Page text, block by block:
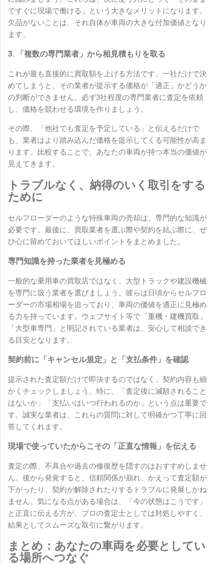
ですぐに現場で働ける」という大きなメリットになります。
欠品がないことは、それ自体が車両の大きな付加価値となり
ます。
3. 「複数の専門業者」から相見積もりを取る
これが最も直接的に買取額を上げる方法です。一社だけで決
めてしまうと、その業者が提示する価格が「適正」かどうか
の判断ができません。必ず3社程度の専門業者に査定を依頼
し、価格を競わせる環境を作りましょう。
その際、「他社でも査定を予定している」と伝えるだけで
も、業者はより踏み込んだ価格を提示してくる可能性が高ま
ります。比較することで、あなたの車両が持つ本当の価値が
見えてきます。
トラブルなく、納得のいく取引をする
ために
セルフローダーのような特殊車両の売却は、専門的な知識が
必要です。最後に、買取業者を選ぶ際や契約を結ぶ際に、ぜ
ひ心に留めておいてほしいポイントをまとめました。
専門知識を持った業者を見極める
一般的な乗用車の買取店ではなく、大型トラックや建設機械
を専門に扱う業者を選びましょう。彼らは日頃からセルフロ
ーダーの市場相場を追っており、車両の価値を適正に見極め
る力を持っています。ウェブサイト等で「重機・建機買取」
「大型車専門」と明記されている業者は、安心して相談でき
る目安となります。
契約前に「キャンセル規定」と「支払条件」を確認
提示された査定額だけで即決するのではなく、契約内容も細
かくチェックしましょう。特に、「査定後に減額されること
はないか」「支払いはいつ行われるのか」という点は重要で
す。誠実な業者は、これらの質問に対して明確かつ丁寧に回
答してくれます。
現場で使っていたからこその「正直な情報」を伝える
査定の際、不具合や過去の修復歴を隠すのはおすすめしませ
ん。後から発覚すると、信頼関係が崩れ、かえって査定額が
下がったり、契約が解除されたりするトラブルに発展しかね
ません。気になる点がある場合は、「今の状態はこうです」
と正直に伝える方が、プロの査定士としては対処しやすく、
結果としてスムーズな取引に繋がります。
まとめ：あなたの車両を必要としてい
る場所へつなぐ